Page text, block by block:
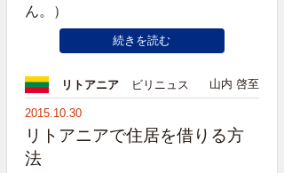
ん。）
続きを読む
リトアニア ビリニュス 山内 啓至
2015.10.30
リトアニアで住居を借りる方
法